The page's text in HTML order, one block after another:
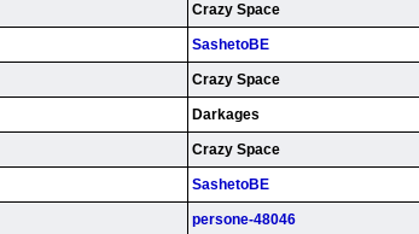
Crazy Space
SashetoBE
Crazy Space
Darkages
Crazy Space
SashetoBE
persone-48046